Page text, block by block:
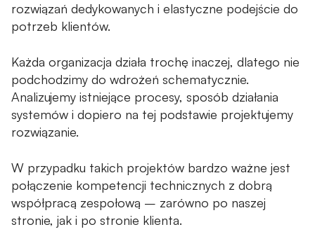
rozwiązań dedykowanych i elastyczne podejście do
potrzeb klientów.
Każda organizacja działa trochę inaczej, dlatego nie
podchodzimy do wdrożeń schematycznie.
Analizujemy istniejące procesy, sposób działania
systemów i dopiero na tej podstawie projektujemy
rozwiązanie.
W przypadku takich projektów bardzo ważne jest
połączenie kompetencji technicznych z dobrą
współpracą zespołową – zarówno po naszej
stronie, jak i po stronie klienta.